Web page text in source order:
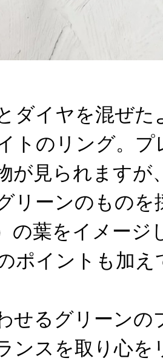
ダイヤを混ぜた
トのリング。
が見られますが
リーンのものを
の葉をイメー
ポイントも加え
せるグリーンの
ンスを取り心を